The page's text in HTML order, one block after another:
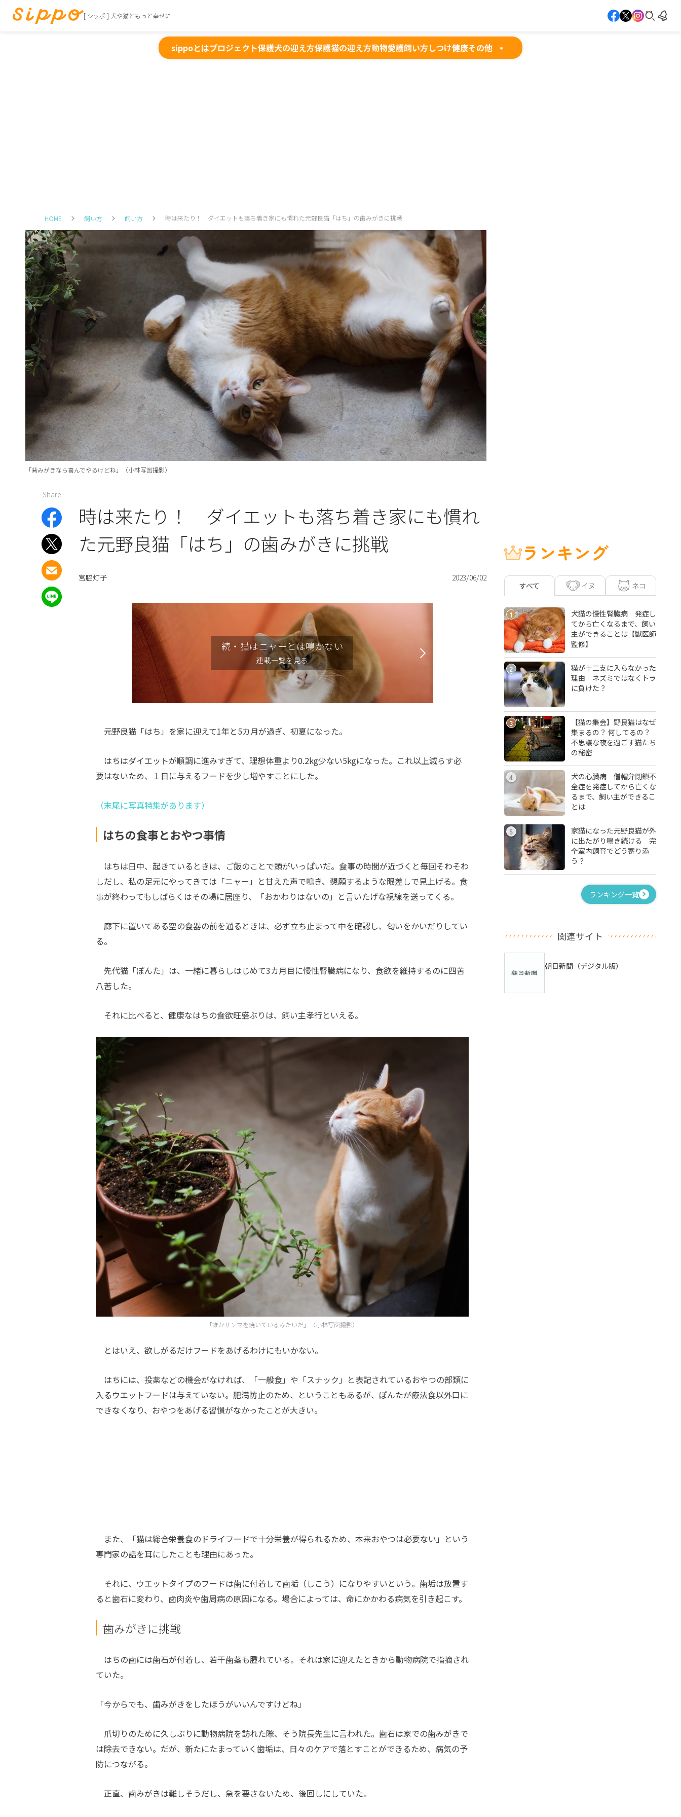
[ シッポ ] 犬や猫ともっと幸せに
sippoとはプロジェクト保護犬の迎え方保護猫の迎え方動物愛護飼い方しつけ健康その他
HOME 飼い方 飼い方 時は来たり！ ダイエットも落ち着き家にも慣れた元野良猫「はち」の歯みがきに挑戦
「背みがきなら喜んでやるけどね」（小林写函撮影）
Share
時は来たり！ ダイエットも落ち着き家にも慣れ
た元野良猫「はち」の歯みがきに挑戦
宮脇灯子 2023/06/02
続・猫はニャーとは鳴かない
連載一覧を見る
元野良猫「はち」を家に迎えて1年と5カ月が過ぎ、初夏になった。
はちはダイエットが順調に進みすぎて、理想体重より0.2kg少ない5kgになった。これ以上減らす必
要はないため、１日に与えるフードを少し増やすことにした。
（末尾に写真特集があります）
はちの食事とおやつ事情
はちは日中、起きているときは、ご飯のことで頭がいっぱいだ。食事の時間が近づくと毎回そわそわ
しだし、私の足元にやってきては「ニャー」と甘えた声で鳴き、懇願するような眼差しで見上げる。食
事が終わってもしばらくはその場に居座り、「おかわりはないの」と言いたげな視線を送ってくる。
廊下に置いてある空の食器の前を通るときは、必ず立ち止まって中を確認し、匂いをかいだりしてい
る。
先代猫「ぽんた」は、一緒に暮らしはじめて3カ月目に慢性腎臓病になり、食欲を維持するのに四苦
八苦した。
それに比べると、健康なはちの食欲旺盛ぶりは、飼い主孝行といえる。
「誰かサンマを焼いているみたいだ」（小林写函撮影）
とはいえ、欲しがるだけフードをあげるわけにもいかない。
はちには、投薬などの機会がなければ、「一般食」や「スナック」と表記されているおやつの部類に
入るウエットフードは与えていない。肥満防止のため、ということもあるが、ぽんたが療法食以外口に
できなくなり、おやつをあげる習慣がなかったことが大きい。
また、「猫は総合栄養食のドライフードで十分栄養が得られるため、本来おやつは必要ない」という
専門家の話を耳にしたことも理由にあった。
それに、ウエットタイプのフードは歯に付着して歯垢（しこう）になりやすいという。歯垢は放置す
ると歯石に変わり、歯肉炎や歯周病の原因になる。場合によっては、命にかかわる病気を引き起こす。
歯みがきに挑戦
はちの歯には歯石が付着し、若干歯茎も腫れている。それは家に迎えたときから動物病院で指摘され
ていた。
「今からでも、歯みがきをしたほうがいいんですけどね」
爪切りのために久しぶりに動物病院を訪れた際、そう院長先生に言われた。歯石は家での歯みがきで
は除去できない。だが、新たにたまっていく歯垢は、日々のケアで落とすことができるため、病気の予
防につながる。
正直、歯みがきは難しそうだし、急を要さないため、後回しにしていた。
ランキング
すべて イヌ ネコ
1
犬猫の慢性腎臓病 発症し
てから亡くなるまで、飼い
主ができることは【獣医師
監修】
2
猫が十二支に入らなかった
理由 ネズミではなくトラ
に負けた？
3
【猫の集会】野良猫はなぜ
集まるの？ 何してるの？
不思議な夜を過ごす猫たち
の秘密
4
犬の心臓病 僧帽弁閉鎖不
全症を発症してから亡くな
るまで、飼い主ができるこ
とは
5
家猫になった元野良猫が外
に出たがり鳴き続ける 完
全室内飼育でどう寄り添
う？
ランキング一覧
関連サイト
朝日新聞（デジタル版）